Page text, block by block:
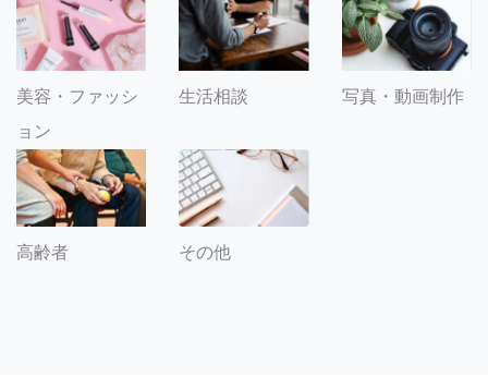
美容・ファッシ
ョン
生活相談 写真・動画制作
高齢者 その他